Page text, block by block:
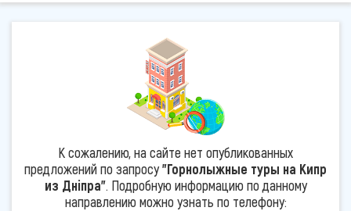
К сожалению, на сайте нет опубликованных
предложений по запросу"Горнолыжные туры на Кипр
из Дніпра". Подробную информацию по данному
направлению можно узнать по телефону: